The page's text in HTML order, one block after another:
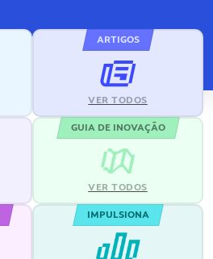
ARTIGOS
VER TODOS
GUIA DE INOVAÇÃO
VER TODOS
IMPULSIONA